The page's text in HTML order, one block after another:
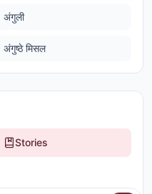
अंगुली
अंगुष्ठे मिसल
Stories